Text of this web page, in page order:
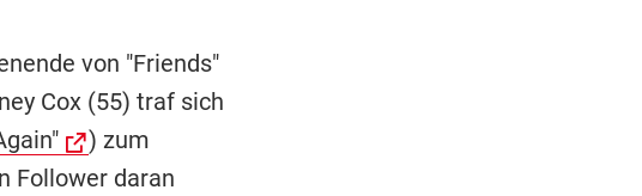
von "Friends"
Cox (55) traf sich
) zum
Follower daran